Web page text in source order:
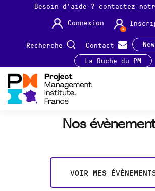
Besoin d'aide ? contactez
Connexion
Recherche Contact
La Ruche du PM
Nos
VOIR MES